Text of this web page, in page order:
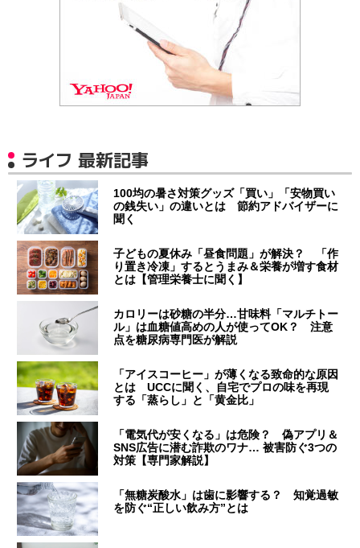
ライフ 最新記事
100均の暑さ対策グッズ「買い」「安物買い
の銭失い」の違いとは 節約アドバイザーに
聞く
子どもの夏休み「昼食問題」が解決？ 「作
り置き冷凍」するとうまみ＆栄養が増す食材
とは【管理栄養士に聞く】
カロリーは砂糖の半分…甘味料「マルチトー
ル」は血糖値高めの人が使ってOK？ 注意
点を糖尿病専門医が解説
「アイスコーヒー」が薄くなる致命的な原因
とは UCCに聞く、自宅でプロの味を再現
する「蒸らし」と「黄金比」
「電気代が安くなる」は危険？ 偽アプリ＆
SNS広告に潜む詐欺のワナ… 被害防ぐ3つの
対策【専門家解説】
「無糖炭酸水」は歯に影響する？ 知覚過敏
を防ぐ“正しい飲み方”とは